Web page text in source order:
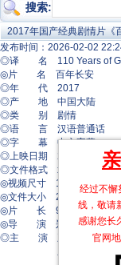
搜索:
经过不懈
线，敬请
感谢您长
官网地
2017年国产经典剧情片《
发布时间：2026-02-02
◎译 名 110 Years of
◎片 名 百年长安
◎年 代 2017
◎产 地 中国大陆
◎类 别 剧情
◎语 言 汉语普通话
◎字 幕 中文字幕
◎上映日期 2017-11-17(中
◎文件格式 x264 + ACC
◎视频尺寸 1920 x 1080
◎文件大小 2225 MB
◎片 长 93 Mins
◎导 演 郑洋
◎主 演 王志飞